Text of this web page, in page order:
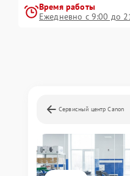
Время работы
Ежедневно с 9:00 до
Сервисный центр Canon